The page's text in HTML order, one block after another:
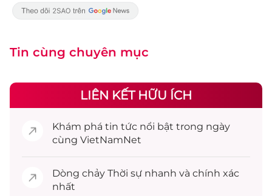
Tin cùng chuyên mục
LIÊN KẾT HỮU ÍCH
Khám phá tin tức nổi bật trong ngày
cùng VietNamNet
Dòng chảy Thời sự nhanh và chính xác
nhất